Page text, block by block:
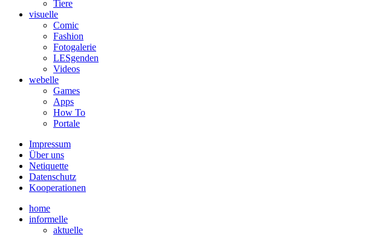
Tiere
visuelle
Comic
Fashion
Fotogalerie
LESgenden
Videos
webelle
Games
Apps
How To
Portale
Impressum
Über uns
Netiquette
Datenschutz
Kooperationen
home
informelle
aktuelle